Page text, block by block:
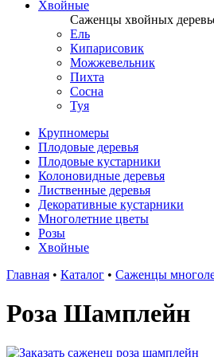
Хвойные
Саженцы хвойных
Ель
Кипарисовик
Можжевельник
Пихта
Сосна
Туя
Крупномеры
Плодовые деревья
Плодовые кустарники
Колоновидные деревья
Лиственные деревья
Декоративные кустарники
Многолетние цветы
Розы
Хвойные
Главная • Каталог • Саженцы
Роза Шамплейн